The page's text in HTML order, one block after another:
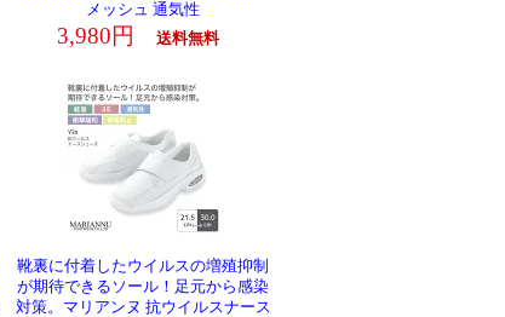
メッシュ 通気性
3,980円 送料無料
靴裏に付着したウイルスの増殖抑制
が期待できるソール！足元から感染
対策。マリアンヌ 抗ウイルスナース